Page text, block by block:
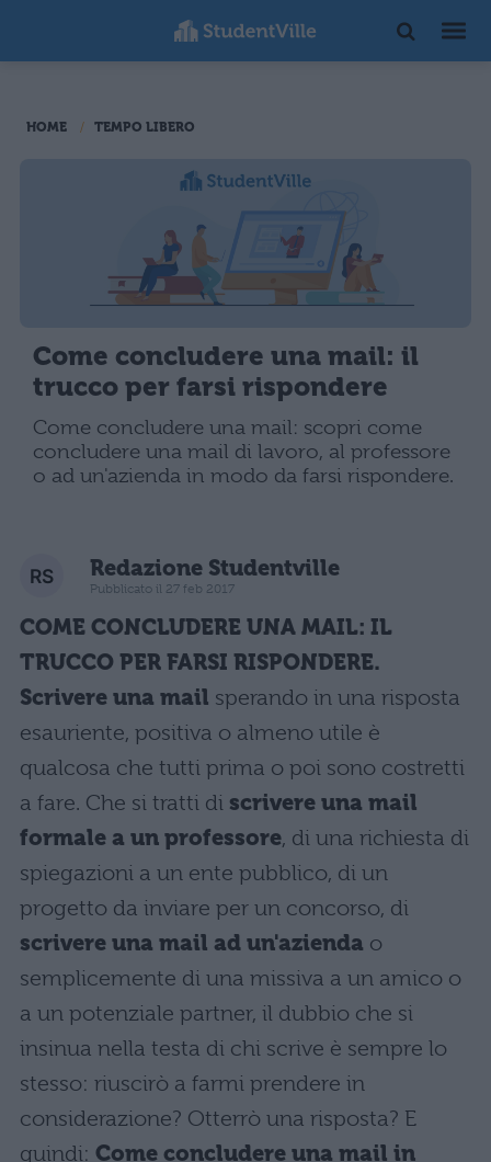
HOME TEMPO LIBERO
Come concludere una mail: il
trucco per farsi rispondere
Come concludere una mail: scopri come
concludere una mail di lavoro, al professore
o ad un'azienda in modo da farsi rispondere.
Redazione Studentville
Pubblicato il 27 feb 2017
COME CONCLUDERE UNA MAIL: IL
TRUCCO PER FARSI RISPONDERE.
Scrivere una mail sperando in una risposta
esauriente, positiva o almeno utile è
qualcosa che tutti prima o poi sono costretti
a fare. Che si tratti di scrivere una mail
formale a un professore, di una richiesta di
spiegazioni a un ente pubblico, di un
progetto da inviare per un concorso, di
scrivere una mail ad un'azienda o
semplicemente di una missiva a un amico o
a un potenziale partner, il dubbio che si
insinua nella testa di chi scrive è sempre lo
stesso: riuscirò a farmi prendere in
considerazione? Otterrò una risposta? E
quindi: Come concludere una mail in